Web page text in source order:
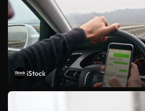
iStock